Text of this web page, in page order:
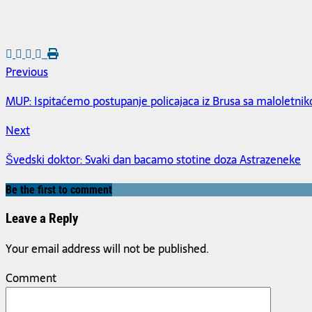
Previous
MUP: Ispitaćemo postupanje policajaca iz Brusa sa
Next
Švedski doktor: Svaki dan bacamo stotine doza Astrazeneke
Be the first to comment
Leave a Reply
Your email address will not be published.
Comment